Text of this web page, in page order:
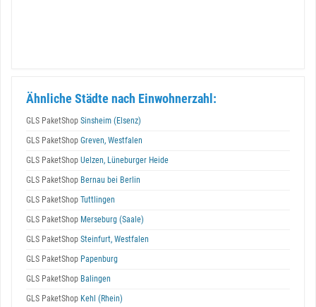
Ähnliche Städte nach Einwohnerzahl:
GLS PaketShop Sinsheim (Elsenz)
GLS PaketShop Greven, Westfalen
GLS PaketShop Uelzen, Lüneburger Heide
GLS PaketShop Bernau bei Berlin
GLS PaketShop Tuttlingen
GLS PaketShop Merseburg (Saale)
GLS PaketShop Steinfurt, Westfalen
GLS PaketShop Papenburg
GLS PaketShop Balingen
GLS PaketShop Kehl (Rhein)